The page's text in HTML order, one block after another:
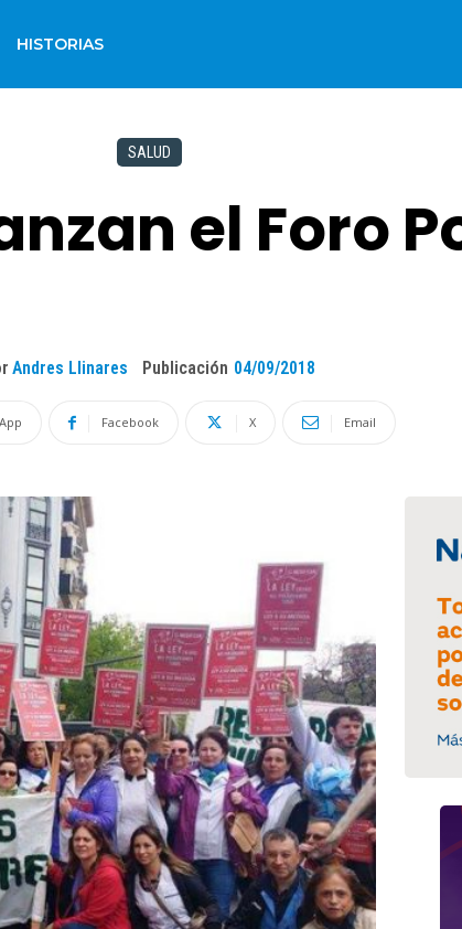
HISTORIAS
SALUD
el Foro
Andres Llinares Publicación 04/09/2018
Facebook X Email